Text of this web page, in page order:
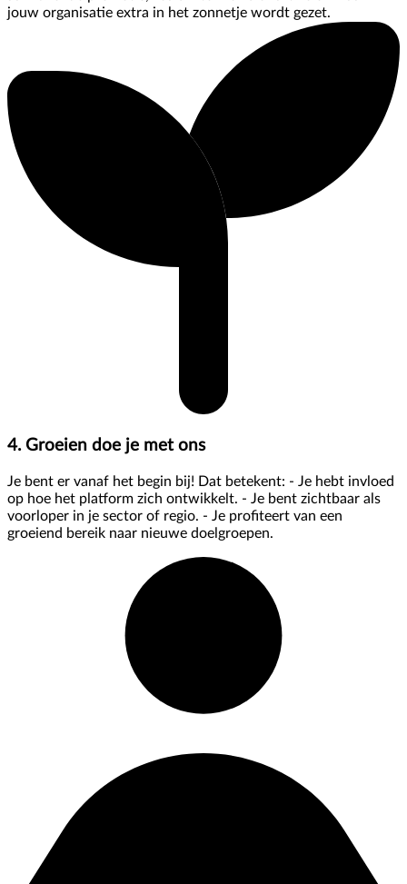
jouw organisatie extra in het zonnetje wordt gezet.
4. Groeien doe je met ons
Je bent er vanaf het begin bij! Dat betekent: - Je hebt invloed
op hoe het platform zich ontwikkelt. - Je bent zichtbaar als
voorloper in je sector of regio. - Je profiteert van een
groeiend bereik naar nieuwe doelgroepen.